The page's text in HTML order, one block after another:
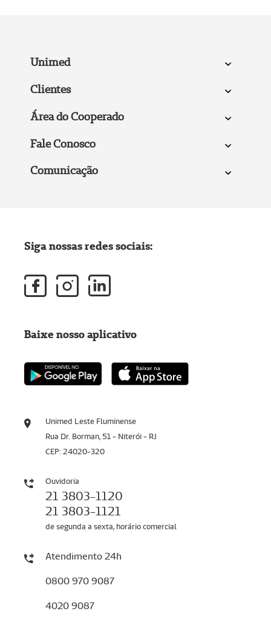
Unimed
Clientes
Área do Cooperado
Fale Conosco
Comunicação
Unimed Leste Fluminense
Rua Dr. Borman, 51 - Niterói - RJ
CEP: 24020-320
Ouvidoria
21 3803-1120
21 3803-1121
de segunda a sexta, horário comercial
Atendimento 24h
0800 970 9087
4020 9087
Siga nossas redes sociais:
Baixe nosso aplicativo